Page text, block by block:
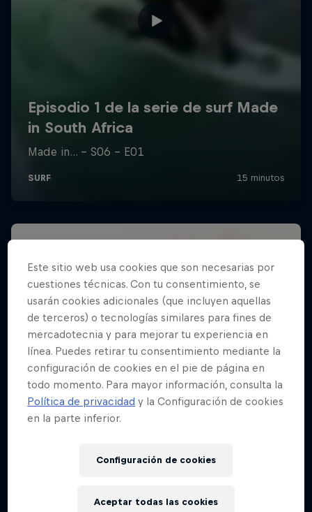
Este sitio web usa cookies que son necesarias por
cuestiones técnicas. Con tu consentimiento, se
usarán cookies adicionales (que incluyen aquellas
de terceros) o tecnologías similares para fines de
mercadotecnia y para mejorar tu experiencia en
línea. Puedes retirar tu consentimiento mediante la
configuración de cookies en el pie de página en
todo momento. Para mayor información, consulta la
Política de privacidad y la Configuración de cookies
en la parte inferior.
Configuración de cookies
Aceptar todas las cookies